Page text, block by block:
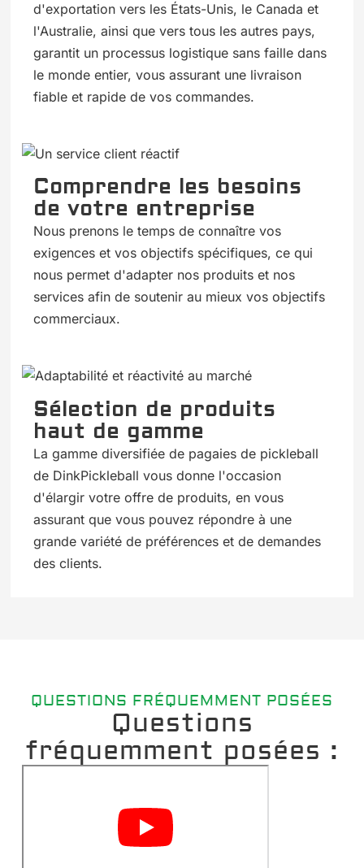
d'exportation vers les États-Unis, le Canada et
l'Australie, ainsi que vers tous les autres pays,
garantit un processus logistique sans faille dans
le monde entier, vous assurant une livraison
fiable et rapide de vos commandes.
Comprendre les besoins
de votre entreprise
Nous prenons le temps de connaître vos
exigences et vos objectifs spécifiques, ce qui
nous permet d'adapter nos produits et nos
services afin de soutenir au mieux vos objectifs
commerciaux.
Sélection de produits
haut de gamme
La gamme diversifiée de pagaies de pickleball
de DinkPickleball vous donne l'occasion
d'élargir votre offre de produits, en vous
assurant que vous pouvez répondre à une
grande variété de préférences et de demandes
des clients.
QUESTIONS FRÉQUEMMENT POSÉES
Questions
fréquemment posées :